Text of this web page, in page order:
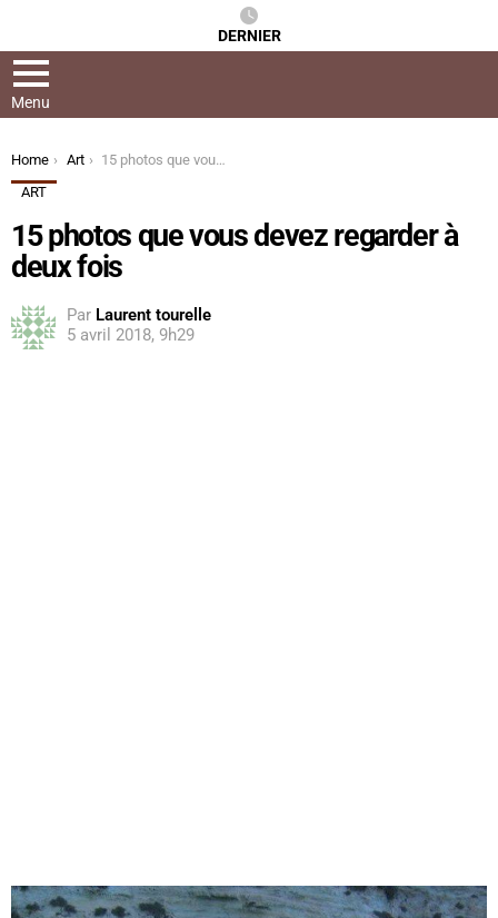
DERNIER
Menu
You are here:
Home Art
15 photos que vous devez regarder à deux fois
ART
15 photos que vous devez regarder à
deux fois
Par Laurent tourelle
5 avril 2018, 9h29